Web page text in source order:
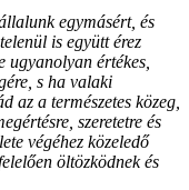
egymásért, és
is együtt érez
ugyanolyan értékes,
s ha valaki
az a természetes közeg,
szeretetre és
végéhez közeledő
öltözködnek és